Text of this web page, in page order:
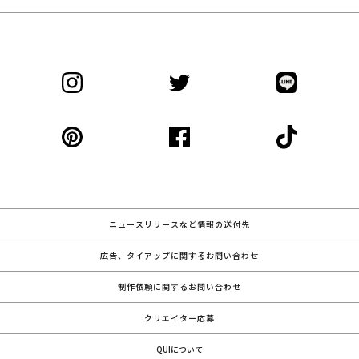
ニュースリリースなど情報の送付先
広告、タイアップに関するお問い合わせ
制作依頼に関するお問い合わせ
クリエイター応募
QUIについて